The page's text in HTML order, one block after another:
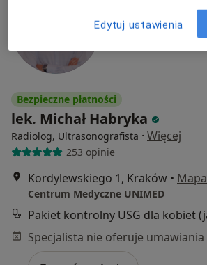
Bezpieczne płatności
lek. Michał Habryka
Radiolog, Ultrasonografista · Więcej
253 opinie
Kordylewskiego 1, Kraków • Mapa
Centrum Medyczne UNIMED
Edytuj ustawienia